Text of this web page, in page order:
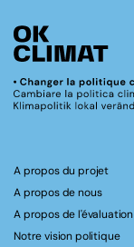
A propos du projet
A propos de nous
A propos de l'évaluation
Notre vision politique